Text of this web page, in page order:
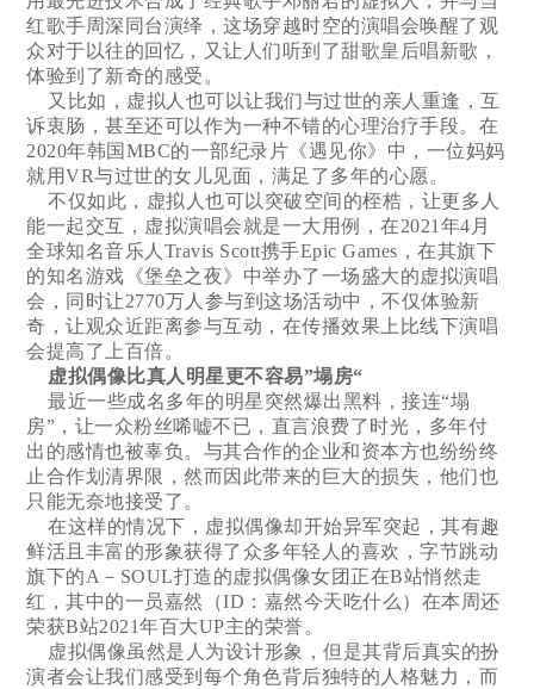
红歌手周深同台演绎，这场穿越时空的演唱会唤醒了观
众对于以往的回忆，又让人们听到了甜歌皇后唱新歌，
体验到了新奇的感受。
又比如，虚拟人也可以让我们与过世的亲人重逢，互
诉衷肠，甚至还可以作为一种不错的心理治疗手段。在
2020年韩国MBC的一部纪录片《遇见你》中，一位妈妈
就用VR与过世的女儿见面，满足了多年的心愿。
不仅如此，虚拟人也可以突破空间的桎梏，让更多人
能一起交互，虚拟演唱会就是一大用例，在2021年4月
全球知名音乐人Travis Scott携手Epic Games，在其旗下
的知名游戏《堡垒之夜》中举办了一场盛大的虚拟演唱
会，同时让2770万人参与到这场活动中，不仅体验新
奇，让观众近距离参与互动，在传播效果上比线下演唱
会提高了上百倍。
虚拟偶像比真人明星更不容易”塌房“
最近一些成名多年的明星突然爆出黑料，接连“塌
房”，让一众粉丝唏嘘不已，直言浪费了时光，多年付
出的感情也被辜负。与其合作的企业和资本方也纷纷终
止合作划清界限，然而因此带来的巨大的损失，他们也
只能无奈地接受了。
在这样的情况下，虚拟偶像却开始异军突起，其有趣
鲜活且丰富的形象获得了众多年轻人的喜欢，字节跳动
旗下的A－SOUL打造的虚拟偶像女团正在B站悄然走
红，其中的一员嘉然（ID：嘉然今天吃什么）在本周还
荣获B站2021年百大UP主的荣誉。
虚拟偶像虽然是人为设计形象，但是其背后真实的扮
演者会让我们感受到每个角色背后独特的人格魅力，而